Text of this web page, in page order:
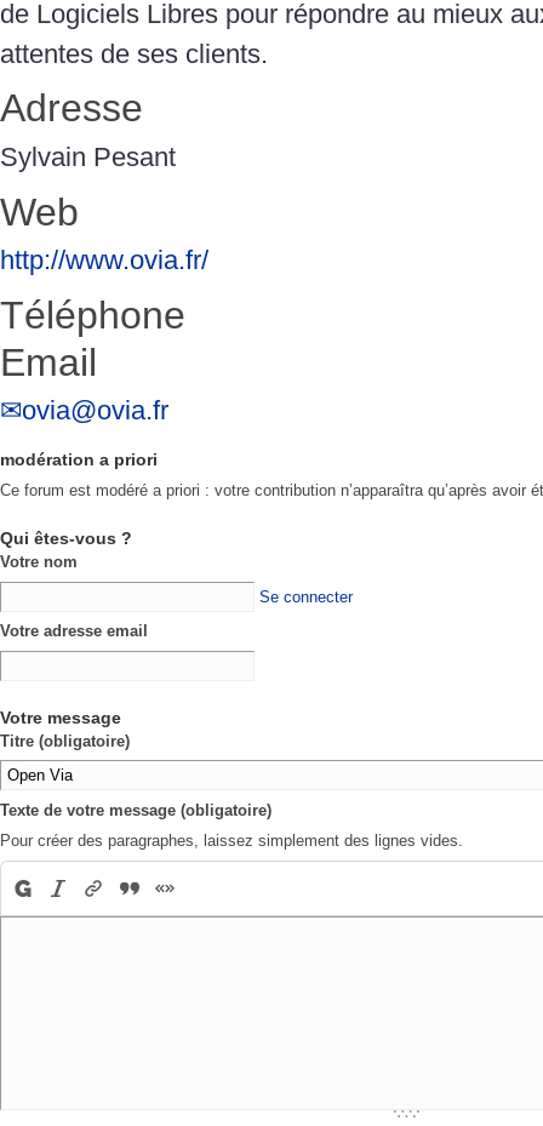
de Logiciels Libres pour répondre au mieux
attentes de ses clients.
Adresse
Sylvain Pesant
Web
http://www.ovia.fr/
Téléphone
Email
ovia@ovia.fr
modération a priori
Ce forum est modéré a priori : votre contribution n’apparaîtra qu’après avoir
Qui êtes-vous ?
Votre nom
Se connecter
Votre adresse email
Votre message
Titre (obligatoire)
Texte de votre message (obligatoire)
Pour créer des paragraphes, laissez simplement des lignes vides.